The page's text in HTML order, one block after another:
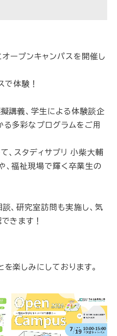
プンキャンパスを開催し
で体験！
講義、学生による体験談企
多彩なプログラムをご用
、スタディサプリ 小柴大輔
、福祉現場で輝く卒業生の
、研究室訪問も実施し、気
きます！
楽しみにしております。